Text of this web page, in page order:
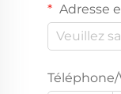
Adresse